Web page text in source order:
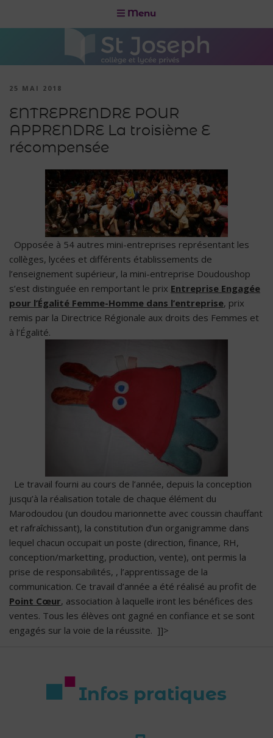
Menu
25 MAI 2018
ENTREPRENDRE POUR
APPRENDRE La troisième E
récompensée
Opposée à 54 autres mini-entreprises représentant les
collèges, lycées et différents établissements de
l’enseignement supérieur, la mini-entreprise Doudoushop
s’est distinguée en remportant le prix Entreprise Engagée
pour l’Égalité Femme-Homme dans l’entreprise, prix
remis par la Directrice Régionale aux droits des Femmes et
à l’Égalité.
Le travail fourni au cours de l’année, depuis la conception
jusqu’à la réalisation totale de chaque élément du
Marodoudou (un doudou marionnette avec coussin chauffant
et rafraîchissant), la constitution d’un organigramme dans
lequel chacun occupait un poste (direction, finance, RH,
conception/marketting, production, vente), ont permis la
prise de responsabilités, , l’apprentissage de la
communication. Ce travail d’année a été réalisé au profit de
Point Cœur, association à laquelle iront les bénéfices des
ventes. Tous les élèves ont gagné en confiance et se sont
engagés sur la voie de la réussite. ]]>
Infos pratiques